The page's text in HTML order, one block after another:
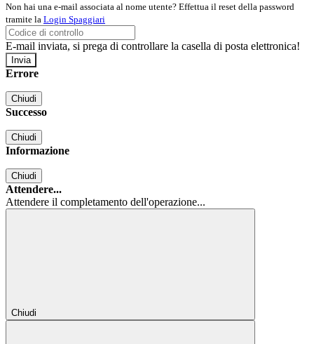
Non hai una e-mail associata al nome utente? Effettua il reset della password
tramite la Login Spaggiari
E-mail inviata, si prega di controllare la casella di posta elettronica!
Errore
Chiudi
Successo
Chiudi
Informazione
Chiudi
Attendere...
Attendere il completamento dell'operazione...
Chiudi